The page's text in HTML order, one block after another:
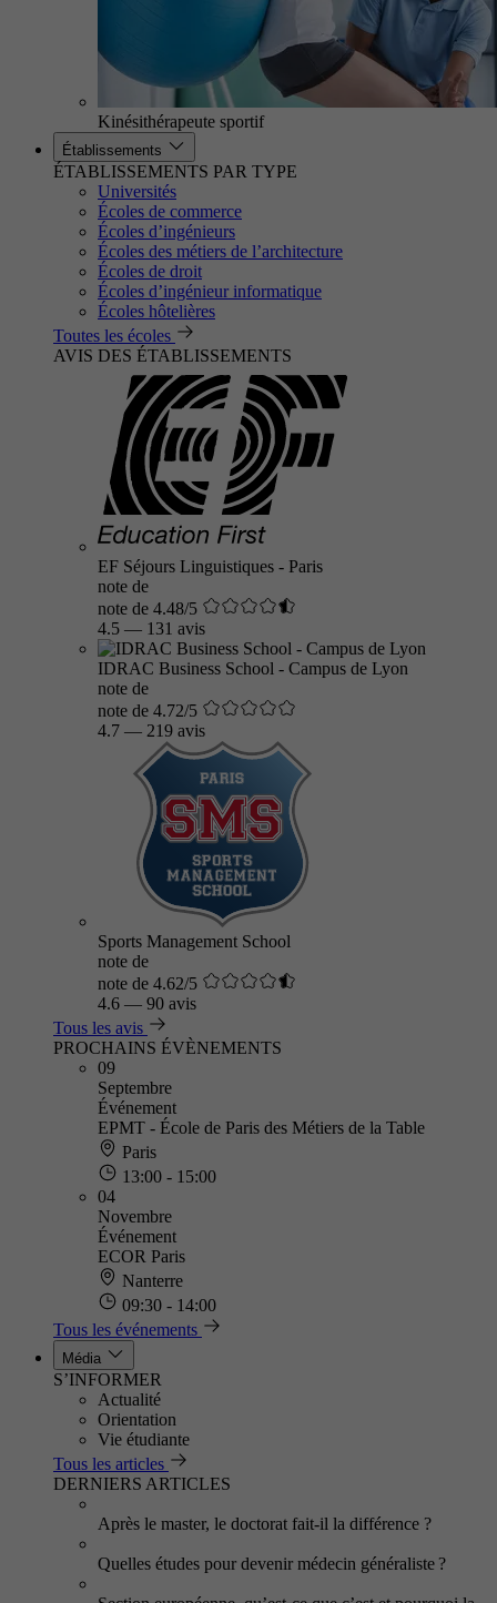
Kinésithérapeute sportif
Établissements
ÉTABLISSEMENTS PAR TYPE
Universités
Écoles de commerce
Écoles d’ingénieurs
Écoles des métiers de l’architecture
Écoles de droit
Écoles d’ingénieur informatique
Écoles hôtelières
Toutes les écoles
AVIS DES ÉTABLISSEMENTS
EF Séjours Linguistiques - Paris
note de
note de 4.48/5
4.5 — 131 avis
IDRAC Business School - Campus de Lyon
note de
note de 4.72/5
4.7 — 219 avis
Sports Management School
note de
note de 4.62/5
4.6 — 90 avis
Tous les avis
PROCHAINS ÉVÈNEMENTS
09
Septembre
Événement
EPMT - École de Paris des Métiers de la Table
Paris
13:00 - 15:00
04
Novembre
Événement
ECOR Paris
Nanterre
09:30 - 14:00
Tous les événements
Média
S’INFORMER
Actualité
Orientation
Vie étudiante
Tous les articles
DERNIERS ARTICLES
Après le master, le doctorat fait-il la différence ?
Quelles études pour devenir médecin généraliste ?